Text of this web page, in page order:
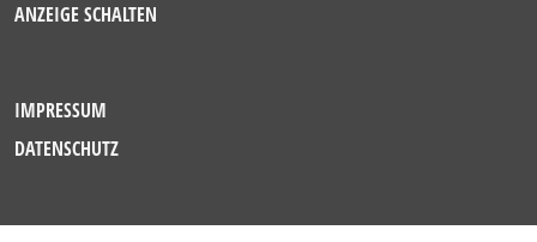
ANZEIGE SCHALTEN
IMPRESSUM
DATENSCHUTZ